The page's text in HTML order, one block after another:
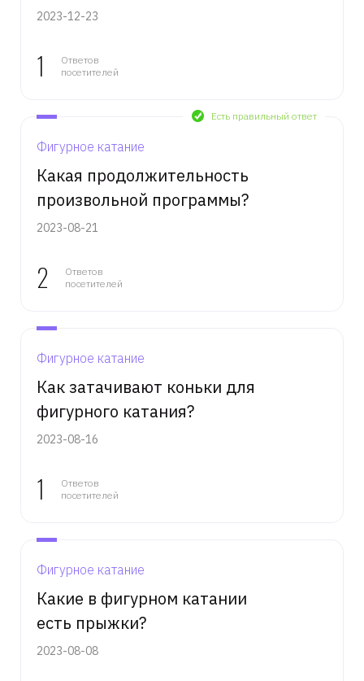
2023-12-23
1
Ответов
посетителей
Есть правильный ответ
Фигурное катание
Какая продолжительность
произвольной программы?
2023-08-21
2
Ответов
посетителей
Фигурное катание
Как затачивают коньки для
фигурного катания?
2023-08-16
1
Ответов
посетителей
Фигурное катание
Какие в фигурном катании
есть прыжки?
2023-08-08